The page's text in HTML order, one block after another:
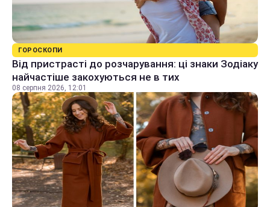
ГОРОСКОПИ
Від пристрасті до розчарування: ці знаки Зодіаку
найчастіше закохуються не в тих
08 серпня 2026, 12:01